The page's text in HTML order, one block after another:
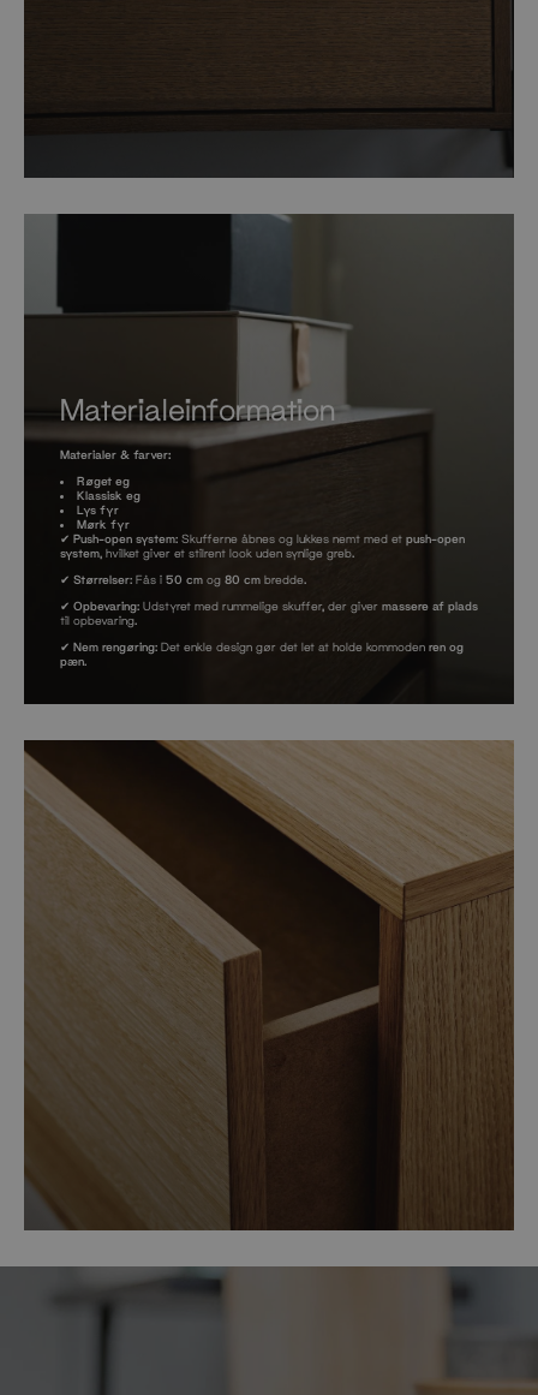
Materialeinformation
Materialer & farver:
Røget eg
Klassisk eg
Lys fyr
Mørk fyr
✔ Push-open system: Skufferne åbnes og lukkes nemt med et push-open
system, hvilket giver et stilrent look uden synlige greb.
✔ Størrelser: Fås i 50 cm og 80 cm bredde.
✔ Opbevaring: Udstyret med rummelige skuffer, der giver massere af plads
til opbevaring.
✔ Nem rengøring: Det enkle design gør det let at holde kommoden ren og
pæn.